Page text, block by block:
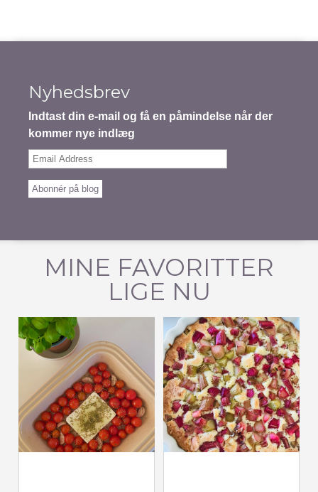
Nyhedsbrev
Indtast din e-mail og få en påmindelse når der
kommer nye indlæg
Email
Abonnér på blog
MINE FAVORITTER
LIGE NU